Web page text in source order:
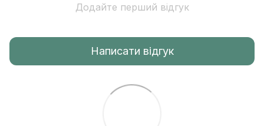
Додайте перший відгук
Написати відгук